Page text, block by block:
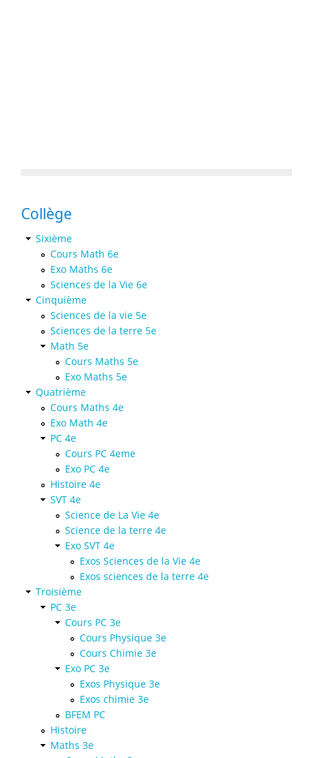
Collège
Sixième
Cours Math 6e
Exo Maths 6e
Sciences de la Vie 6e
Cinquième
Sciences de la vie 5e
Sciences de la terre 5e
Math 5e
Cours Maths 5e
Exo Maths 5e
Quatrième
Cours Maths 4e
Exo Math 4e
PC 4e
Cours PC 4eme
Exo PC 4e
Histoire 4e
SVT 4e
Science de La Vie 4e
Science de la terre 4e
Exo SVT 4e
Exos Sciences de la Vie 4e
Exos sciences de la terre 4e
Troisième
PC 3e
Cours PC 3e
Cours Physique 3e
Cours Chimie 3e
Exo PC 3e
Exos Physique 3e
Exos chimie 3e
BFEM PC
Histoire
Maths 3e